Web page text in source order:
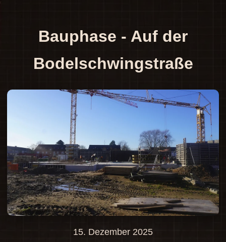
Bauphase - Auf der
Bodelschwingstraße
15. Dezember 2025